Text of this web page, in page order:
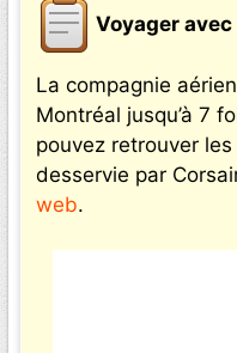
Voyager avec
La compagnie
Montréal jusqu’à 7
pouvez retrouver
desservie par
web.